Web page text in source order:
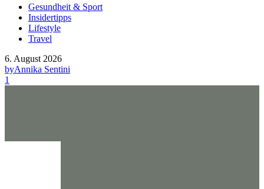
Gesundheit & Sport
Insidertipps
Lifestyle
Travel
6. August 2026
byAnnika Sentini
1